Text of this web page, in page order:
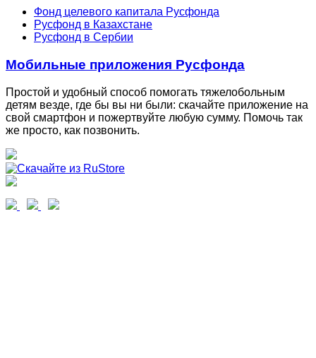
Фонд целевого капитала Русфонда
Русфонд в Казахстане
Русфонд в Сербии
Мобильные приложения Русфонда
Простой и удобный способ помогать тяжелобольным
детям везде, где бы вы ни были: скачайте приложение на
свой смартфон и пожертвуйте любую сумму. Помочь так
же просто, как позвонить.